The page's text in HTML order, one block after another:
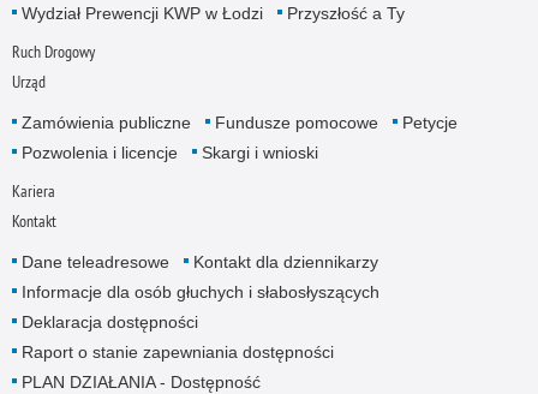
Wydział Prewencji KWP w Łodzi Przyszłość a Ty
Ruch Drogowy
Urząd
Zamówienia publiczne Fundusze pomocowe
Petycje
Pozwolenia i licencje
Skargi i wnioski
Kariera
Kontakt
Dane teleadresowe
Kontakt dla dziennikarzy
Informacje dla osób głuchych i słabosłyszących
Deklaracja dostępności
Raport o stanie zapewniania dostępności
PLAN DZIAŁANIA - Dostępność